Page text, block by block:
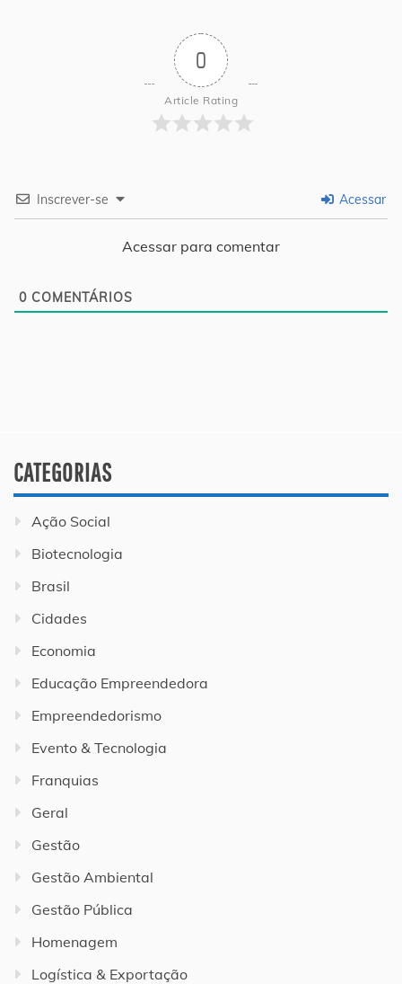
0
Article Rating
Inscrever-se Acessar
Acessar para comentar
0 COMENTÁRIOS
CATEGORIAS
Ação Social
Biotecnologia
Brasil
Cidades
Economia
Educação Empreendedora
Empreendedorismo
Evento & Tecnologia
Franquias
Geral
Gestão
Gestão Ambiental
Gestão Pública
Homenagem
Logística & Exportação